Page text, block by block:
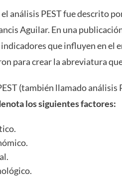
el análisis PEST fue descrito
Aguilar. En una
que influyen en el
para crear la abreviatura
(también llamado análisis
los siguientes factores: